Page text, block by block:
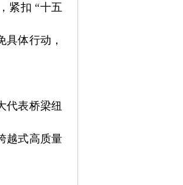
紧扣 “十五
具体行动，
代表桥梁纽
越式高质量